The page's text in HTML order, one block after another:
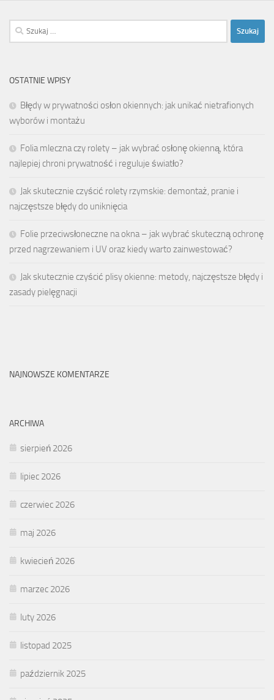
Szukaj:
OSTATNIE WPISY
Błędy w prywatności osłon okiennych: jak unikać nietrafionych
wyborów i montażu
Folia mleczna czy rolety – jak wybrać osłonę okienną, która
najlepiej chroni prywatność i reguluje światło?
Jak skutecznie czyścić rolety rzymskie: demontaż, pranie i
najczęstsze błędy do uniknięcia
Folie przeciwsłoneczne na okna – jak wybrać skuteczną ochronę
przed nagrzewaniem i UV oraz kiedy warto zainwestować?
Jak skutecznie czyścić plisy okienne: metody, najczęstsze błędy i
zasady pielęgnacji
NAJNOWSZE KOMENTARZE
ARCHIWA
sierpień 2026
lipiec 2026
czerwiec 2026
maj 2026
kwiecień 2026
marzec 2026
luty 2026
listopad 2025
październik 2025